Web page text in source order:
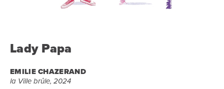
Lady Papa
EMILIE CHAZERAND
la Ville brûle, 2024